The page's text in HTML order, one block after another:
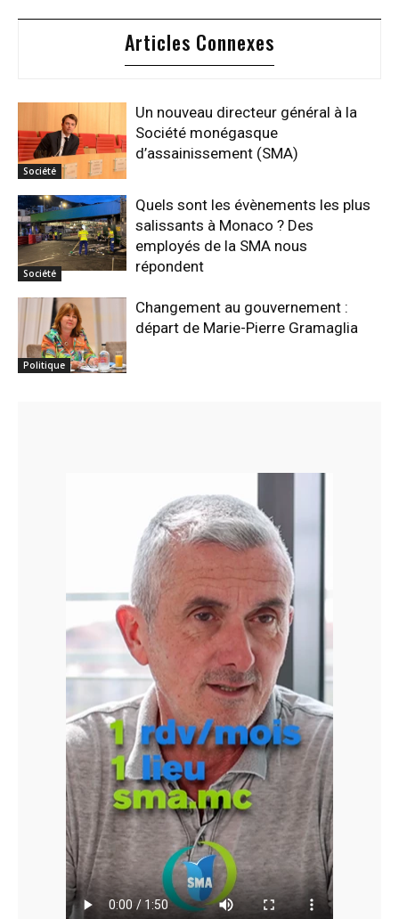
Articles Connexes
Société
Un nouveau directeur général à la
Société monégasque
d’assainissement (SMA)
Société
Quels sont les évènements les plus
salissants à Monaco ? Des
employés de la SMA nous
répondent
Politique
Changement au gouvernement :
départ de Marie-Pierre Gramaglia